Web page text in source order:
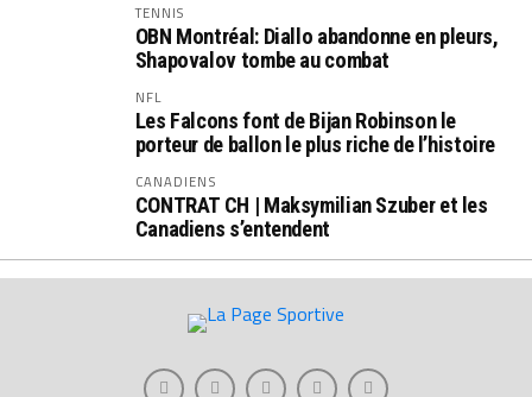
TENNIS
OBN Montréal: Diallo abandonne en pleurs,
Shapovalov tombe au combat
NFL
Les Falcons font de Bijan Robinson le
porteur de ballon le plus riche de l’histoire
CANADIENS
CONTRAT CH | Maksymilian Szuber et les
Canadiens s’entendent